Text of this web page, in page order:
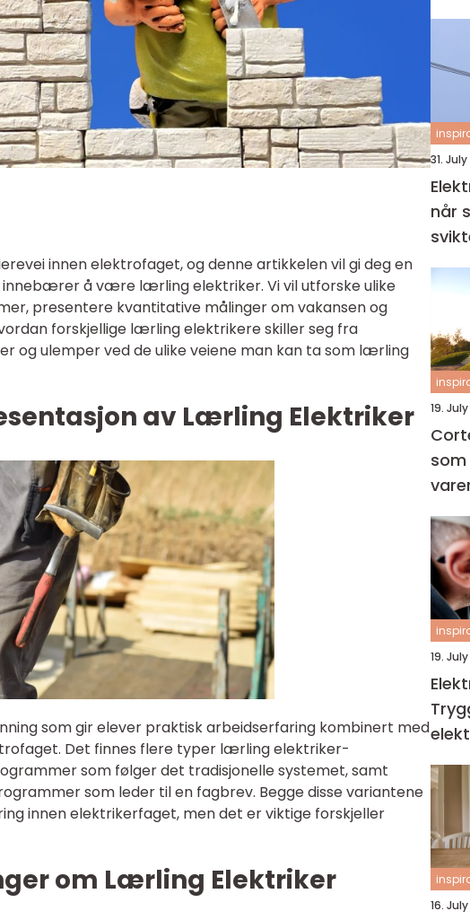
innen elektrofaget, og denne artikkelen vil gi deg en
å være lærling elektriker. Vi vil utforske ulike
presentere kvantitative målinger om vakansen og
forskjellige lærling elektrikere skiller seg fra
og ulemper ved de ulike veiene man kan ta som lærling
av Lærling Elektriker
som gir elever praktisk arbeidserfaring kombinert med
Det finnes flere typer lærling elektriker-
som følger det tradisjonelle systemet, samt
som leder til en fagbrev. Begge disse variantene
innen elektrikerfaget, men det er viktige forskjeller
om Lærling Elektriker
31.
når
19.
19.
16.